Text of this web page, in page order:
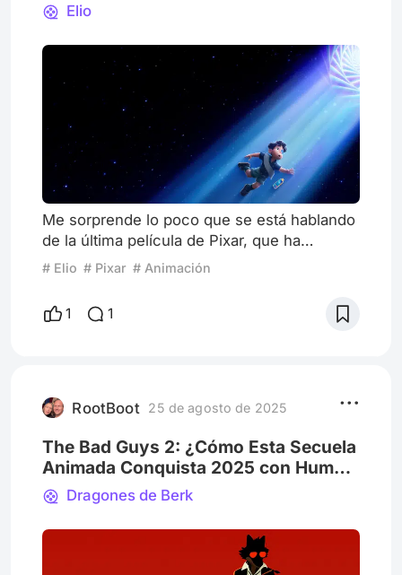
Elio
Me sorprende lo poco que se está hablando
de la última película de Pixar, que ha
quedado totalmente eclipsada por el
más si cabe cuando se trata de una película
original y no una secuela, como nos tenían
cada vez menos dispuesta a asum
# Elio # Pixar # Animación
1 1
RootBoot 25 de agosto de 2025
The Bad Guys 2: ¿Cómo Esta Secuela
Animada Conquista 2025 con Humor,
Acción y un Giro Feminista?
Dragones de Berk